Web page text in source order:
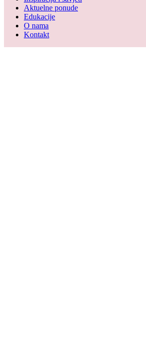
Ardell Beauty
Aktuelne ponude
Edukacije
O nama
Kontakt